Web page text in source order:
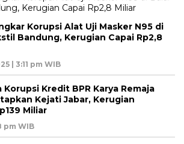
Korupsi Alat Uji Masker N95 di
Bandung, Kerugian Capai Rp2,8
| 3:11 pm WIB
Kredit BPR Karya Remaja
Kejati Jabar, Kerugian
Miliar
pm WIB